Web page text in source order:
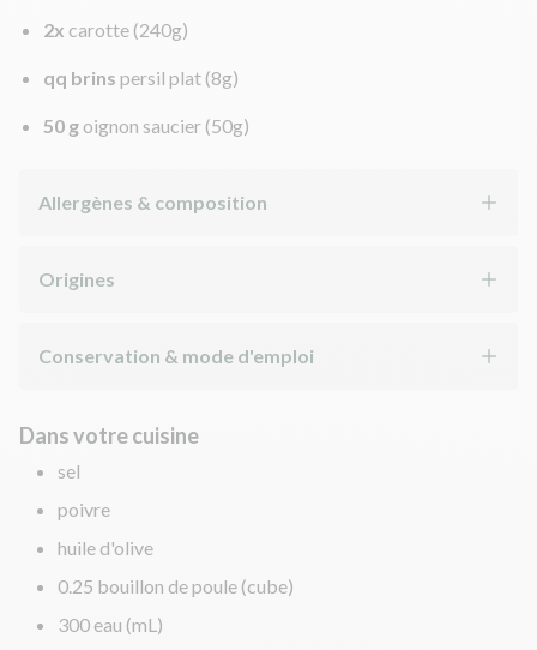
2x carotte (240g)
qq brins persil plat (8g)
50 g oignon saucier (50g)
Allergènes & composition
Origines
Conservation & mode d'emploi
Dans votre cuisine
sel
poivre
huile d'olive
0.25 bouillon de poule (cube)
300 eau (mL)